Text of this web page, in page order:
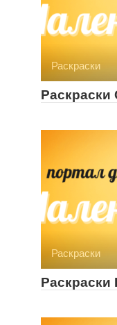
Раскраски
Раскраски
Раскраски
Раскраски